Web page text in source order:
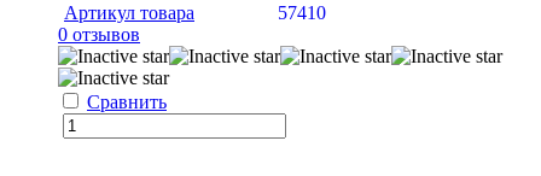
Артикул товара
57410
0 отзывов
Сравнить